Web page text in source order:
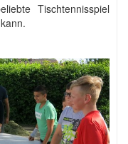
Tischtennisspiel